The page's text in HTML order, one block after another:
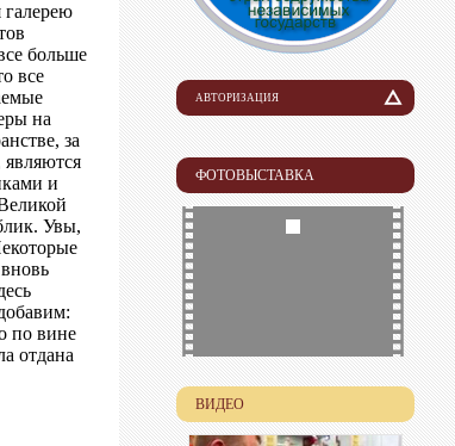
галерею
больше
все
на
за
и
Увы,
по вине
отдана
АВТОРИЗАЦИЯ
Логин
Пароль
ФОТОВЫСТАВКА
ВИДЕО